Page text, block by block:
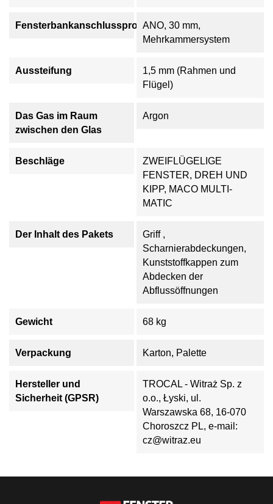
FensterbankanschlussprofilANO, 30 mm,
Mehrkammersystem
Aussteifung
1,5 mm (Rahmen und
Flügel)
Das Gas im Raum
zwischen den Glas
Argon
Beschläge
ZWEIFLÜGELIGE
FENSTER, DREH UND
KIPP, MACO MULTI-
MATIC
Der Inhalt des Pakets
Griff ,
Scharnierabdeckungen,
Kunststoffkappen zum
Abdecken der
Abflussöffnungen
Gewicht 68 kg
Verpackung Karton, Palette
Hersteller und
Sicherheit (GPSR)
TROCAL - Witraż Sp. z
o.o., Łyski, ul.
Warszawska 68, 16-070
Choroszcz PL, e-mail:
cz@witraz.eu